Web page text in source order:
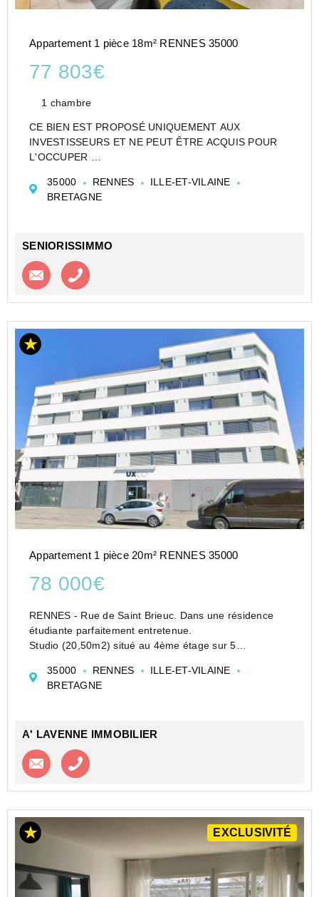
Appartement 1 pièce 18m² RENNES 35000
77 803€
1 chambre
CE BIEN EST PROPOSÉ UNIQUEMENT AUX
INVESTISSEURS ET NE PEUT ÊTRE ACQUIS POUR
L'OCCUPER
ETUDIANTE DE TYPE STUDIO DE 18 M² À RENNES -
STUDÉA ATALANTE (EUROCAMPUS) - NEXITY
35000 RENNES
ILLE-ET-VILAINE
BRETAGNE
SENIORISSIMMO
Contacter l'agence
Appartement 1 pièce 20m² RENNES 35000
78 000€
RENNES - Rue de Saint Brieuc. Dans une résidence
étudiante parfaitement entretenue.
Studio (20,50m2) situé au 4ème étage sur 5
sur pièce principale, salle d'eau et WC.
Bail commercial en cours (...
35000 RENNES
ILLE-ET-VILAINE
BRETAGNE
A' LAVENNE IMMOBILIER
Contacter l'agence
EXCLUSIVITÉ